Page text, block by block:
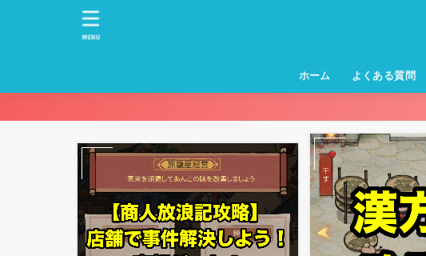
ホーム よくある質問
MENU